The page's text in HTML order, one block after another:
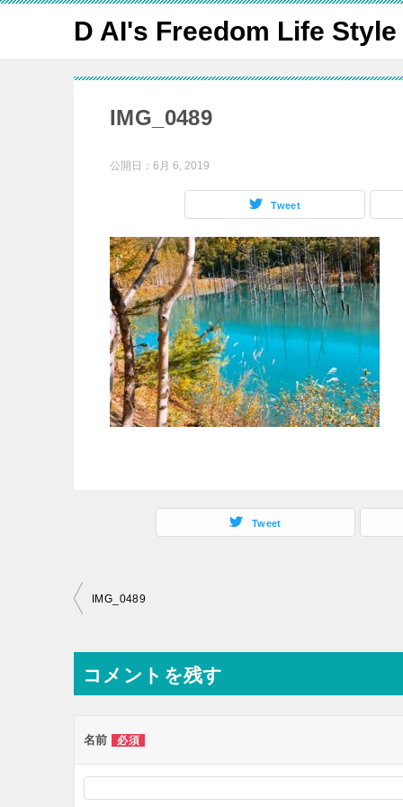
D AI's Freedom Life Style
IMG_0489
公開日： 6月 6, 2019
Tweet
Tweet
投
ナ
ビ
ー
ョ
IMG_0489
コメントを残す
名前 必須